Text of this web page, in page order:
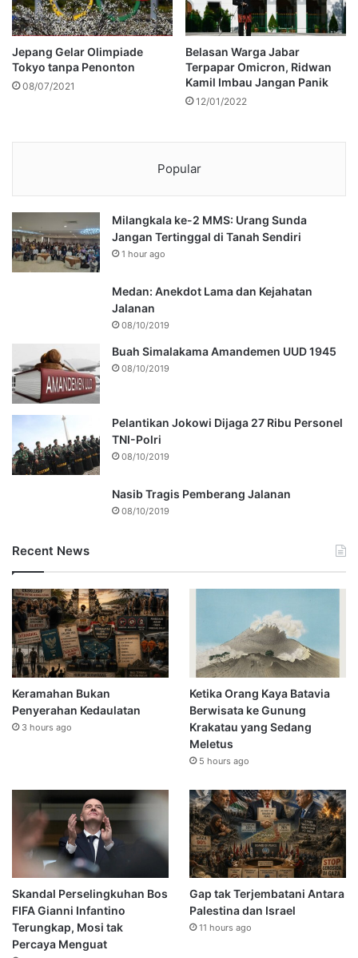
Jepang Gelar Olimpiade
Tokyo tanpa Penonton
08/07/2021
Belasan Warga Jabar
Terpapar Omicron, Ridwan
Kamil Imbau Jangan Panik
12/01/2022
Popular
Milangkala ke-2 MMS: Urang Sunda
Jangan Tertinggal di Tanah Sendiri
1 hour ago
Medan: Anekdot Lama dan Kejahatan
Jalanan
08/10/2019
Buah Simalakama Amandemen UUD 1945
08/10/2019
Pelantikan Jokowi Dijaga 27 Ribu Personel
TNI-Polri
08/10/2019
Nasib Tragis Pemberang Jalanan
08/10/2019
Recent News
Keramahan Bukan
Penyerahan Kedaulatan
3 hours ago
Ketika Orang Kaya Batavia
Berwisata ke Gunung
Krakatau yang Sedang
Meletus
5 hours ago
Skandal Perselingkuhan Bos
FIFA Gianni Infantino
Terungkap, Mosi tak
Percaya Menguat
Gap tak Terjembatani Antara
Palestina dan Israel
11 hours ago